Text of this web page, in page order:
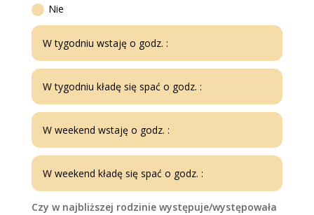
Nie
Czy w najbliższej rodzinie występuje/występowała